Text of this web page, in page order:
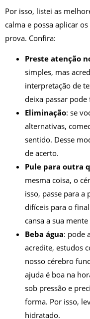
Por isso, listei as
calma e possa aplicar
prova. Confira:
Preste atenção
simples, mas
interpretação de
deixa passar pode
Eliminação: se
alternativas,
sentido. Desse
de acerto.
Pule para outra
mesma coisa, o
isso, passe para a
difíceis para o
cansa a sua
Beba água: pode
acredite, estudos
nosso cérebro
ajuda é boa na
sob pressão e
forma. Por isso,
hidratado.